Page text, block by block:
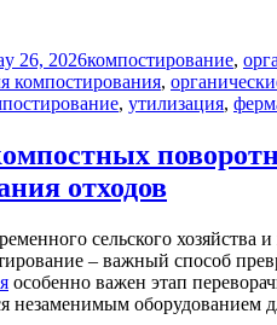
26, 2026компостирование,
компостирования,
, утилизация,
отходов
сельского хозяйства
– важный способ
особенно важен этап
незаменимым оборудованием